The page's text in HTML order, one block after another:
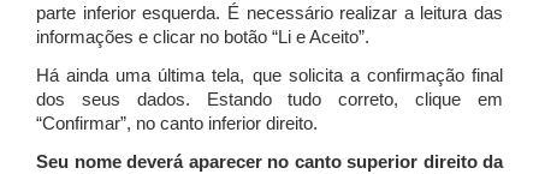
parte inferior esquerda. É necessário realizar a leitura das
informações e clicar no botão “Li e Aceito”.
Há ainda uma última tela, que solicita a confirmação final
dos seus dados. Estando tudo correto, clique em
“Confirmar”, no canto inferior direito.
Seu nome deverá aparecer no canto superior direito da